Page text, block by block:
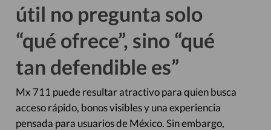
útil no pregunta solo
“qué ofrece”, sino “qué
tan defendible es”
Mx 711 puede resultar atractivo para quien busca
acceso rápido, bonos visibles y una experiencia
pensada para usuarios de México. Sin embargo,